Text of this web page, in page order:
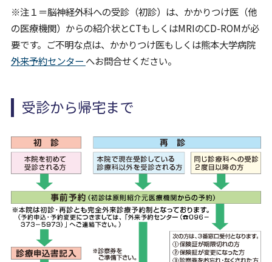
※注１＝脳神経外科への受診（初診）は、かかりつけ医（他
の医療機関）からの紹介状とCTもしくはMRIのCD-ROMが必
要です。ご不明な点は、かかりつけ医もしくは熊本大学病院
外来予約センター へお問合せください。
受診から帰宅まで